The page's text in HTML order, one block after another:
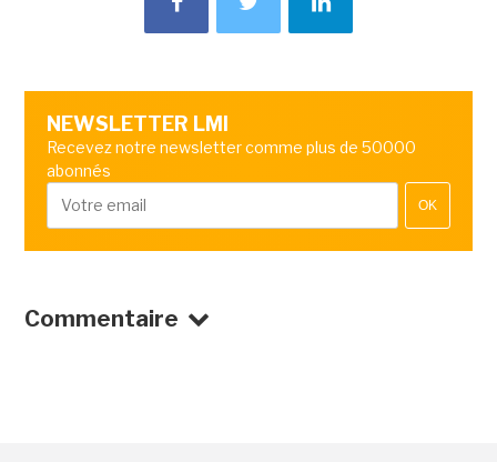
NEWSLETTER LMI
Recevez notre newsletter comme plus de 50000
abonnés
OK
Commentaire